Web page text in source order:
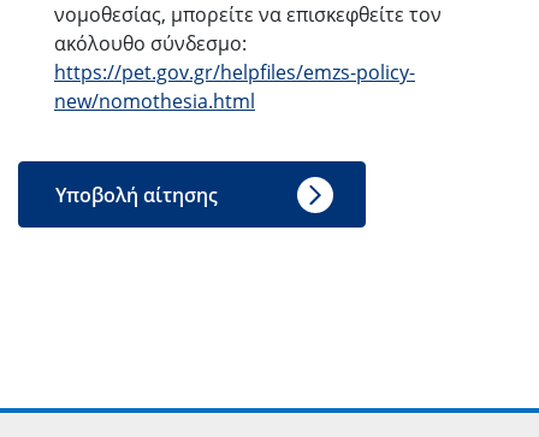
νομοθεσίας, μπορείτε να επισκεφθείτε τον
ακόλουθο σύνδεσμο:
https://pet.gov.gr/helpfiles/emzs-policy-
new/nomothesia.html
Υποβολή αίτησης